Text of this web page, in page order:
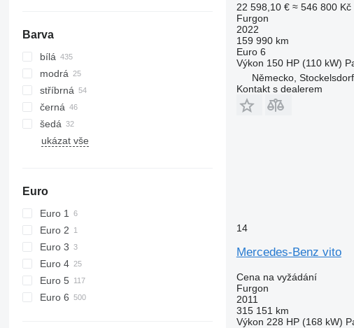
Barva
bílá
modrá
stříbrná
černá
šedá
ukázat vše
Euro
Euro 1
Euro 2
Euro 3
Euro 4
Euro 5
Euro 6
22 598,10 € ≈ 546 800 Kč
Furgon
2022
159 990 km
Euro 6
Výkon 150 HP (110 kW)
Německo, Stockelsdorf
Kontakt s dealerem
14
Mercedes-Benz vito
Cena na vyžádání
Furgon
2011
315 151 km
Výkon 228 HP (168 kW)